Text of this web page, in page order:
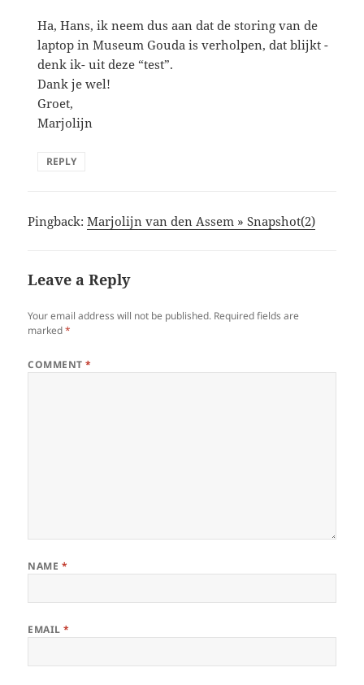
Ha, Hans, ik neem dus aan dat de storing van de
laptop in Museum Gouda is verholpen, dat blijkt -
denk ik- uit deze “test”.
Dank je wel!
Groet,
Marjolijn
REPLY
Pingback:Marjolijn van den Assem » Snapshot(2)
Leave a Reply
Your email address will not be published. Required fields are
marked*
COMMENT*
NAME *
EMAIL*